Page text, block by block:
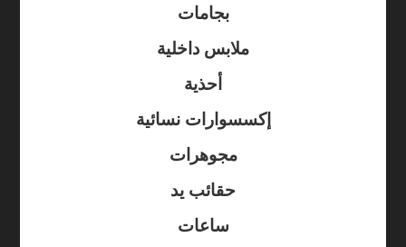
بجامات
ملابس داخلية
أحذية
إكسسوارات نسائية
مجوهرات
حقائب يد
ساعات